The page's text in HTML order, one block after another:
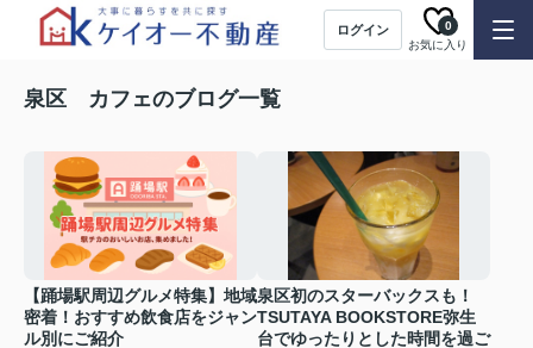
ログイン
お気に入り
0
泉区 カフェのブログ一覧
【踊場駅周辺グルメ特集】地域
密着！おすすめ飲食店をジャン
ル別にご紹介
泉区初のスターバックスも！
TSUTAYA BOOKSTORE弥生
台でゆったりとした時間を過ご